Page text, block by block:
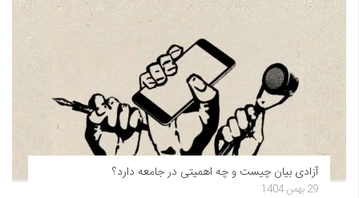
آزادی بیان چیست و چه اهمیتی در جامعه دارد؟
29 بهمن 1404